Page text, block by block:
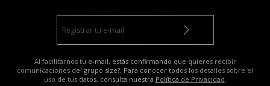
Al facilitarnos tu e-mail, estás confirmando que quieres recibir
comunicaciones del grupo size?. Para conocer todos los detalles sobre el
uso de tus datos, consulta nuestra Política de Privacidad.